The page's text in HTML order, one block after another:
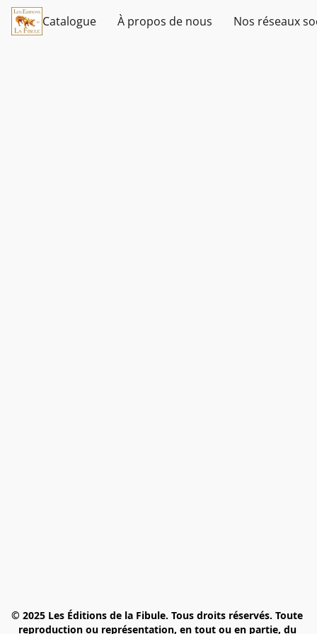
Catalogue À propos de nous Nos réseaux
© 2025 Les Éditions de la Fibule. Tous droits réservés. Toute
reproduction ou représentation, en tout ou en partie, du